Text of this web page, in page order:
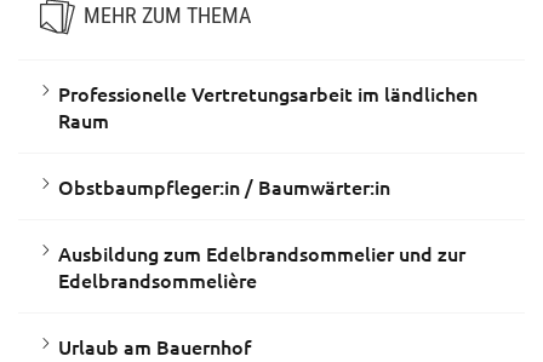
MEHR ZUM THEMA
Professionelle Vertretungsarbeit im ländlichen
Raum
Obstbaumpfleger:in / Baumwärter:in
Ausbildung zum Edelbrandsommelier und zur
Edelbrandsommelière
Urlaub am Bauernhof